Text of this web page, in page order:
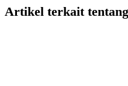
Artikel terkait